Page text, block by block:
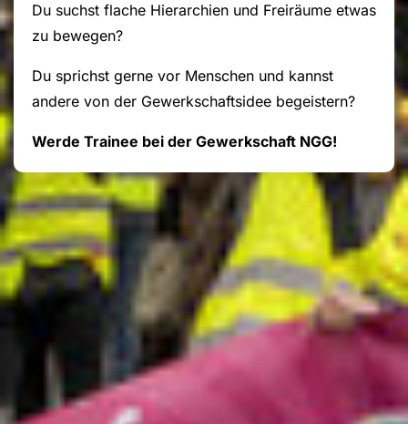
Du suchst flache Hierarchien und Freiräume etwas
zu bewegen?
Du sprichst gerne vor Menschen und kannst
andere von der Gewerkschaftsidee begeistern?
Werde Trainee bei der Gewerkschaft NGG!